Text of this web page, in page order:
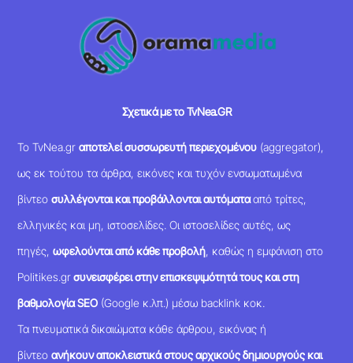
Σχετικά με το TvNea.GR
Το TvNea.grαποτελεί συσσωρευτή περιεχομένου (aggregator),
ως εκ τούτου τα άρθρα, εικόνες και τυχόν ενσωματωμένα
βίντεοσυλλέγονται και προβάλλονται αυτόματααπό τρίτες,
ελληνικές και μη, ιστοσελίδες. Οι ιστοσελίδες αυτές, ως
πηγές,ωφελούνται από κάθε προβολή , καθώς η εμφάνιση στο
Politikes.grσυνεισφέρει στην επισκεψιμότητά τους και στη
βαθμολογία SEO (Google κ.λπ.) μέσω backlink κοκ.
Τα πνευματικά δικαιώματα κάθε άρθρου, εικόνας ή
βίντεοανήκουν αποκλειστικά στους αρχικούς δημιουργούς και